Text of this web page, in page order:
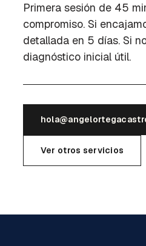
Primera sesión de 45
compromiso. Si
detallada en 5 días. Si
diagnóstico inicial útil.
Ver otros servicios